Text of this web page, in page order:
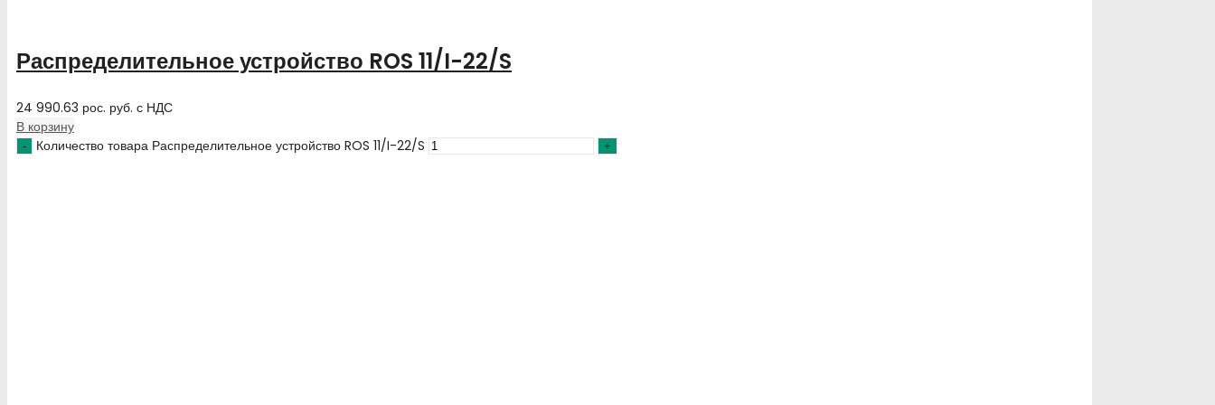
Распределительное устройство ROS 11/I-22/S
24 990.63 рос. руб. с НДС
В корзину
Количество товара Распределительное устройство ROS 11/I-22/S